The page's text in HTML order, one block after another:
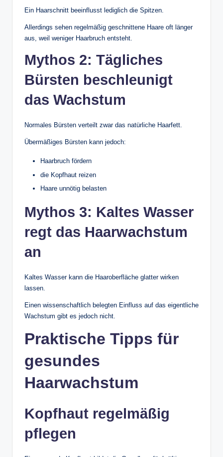
Ein Haarschnitt beeinflusst lediglich die Spitzen.
Allerdings sehen regelmäßig geschnittene Haare oft länger
aus, weil weniger Haarbruch entsteht.
Mythos 2: Tägliches
Bürsten beschleunigt
das Wachstum
Normales Bürsten verteilt zwar das natürliche Haarfett.
Übermäßiges Bürsten kann jedoch:
Haarbruch fördern
die Kopfhaut reizen
Haare unnötig belasten
Mythos 3: Kaltes Wasser
regt das Haarwachstum
an
Kaltes Wasser kann die Haaroberfläche glatter wirken
lassen.
Einen wissenschaftlich belegten Einfluss auf das eigentliche
Wachstum gibt es jedoch nicht.
Praktische Tipps für
gesundes
Haarwachstum
Kopfhaut regelmäßig
pflegen